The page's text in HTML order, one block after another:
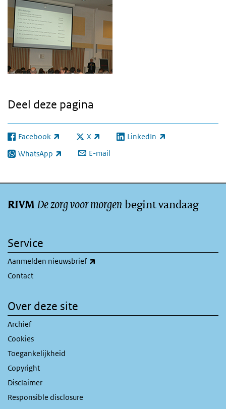
Deel deze pagina
Facebook
(externe link) X
(externe link) LinkedIn
(externe link)
WhatsApp
(externe link) E-mail
RIVMDe zorg voor morgen begint vandaag
Service
Aanmelden nieuwsbrief
Contact
Over deze site
Archief
Cookies
Toegankelijkheid
Copyright
Disclaimer
Responsible disclosure